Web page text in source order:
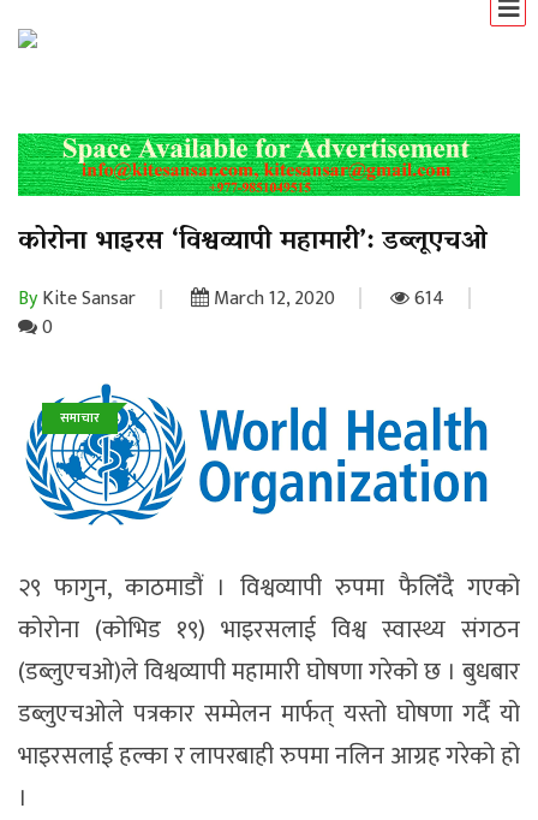
कोरोना भाइरस ‘विश्वव्यापी महामारी’: डब्लूएचओ
ByKite Sansar March 12, 2020
614
0
समाचार
२९ फागुन, काठमाडौं । विश्वव्यापी रुपमा फैलिँदै गएको
कोरोना (कोभिड १९) भाइरसलाई विश्व स्वास्थ्य संगठन
(डब्लुएचओ)ले विश्वव्यापी महामारी घोषणा गरेको छ । बुधबार
डब्लुएचओले पत्रकार सम्मेलन मार्फत् यस्तो घोषणा गर्दै यो
भाइरसलाई हल्का र लापरबाही रुपमा नलिन आग्रह गरेको हो
।